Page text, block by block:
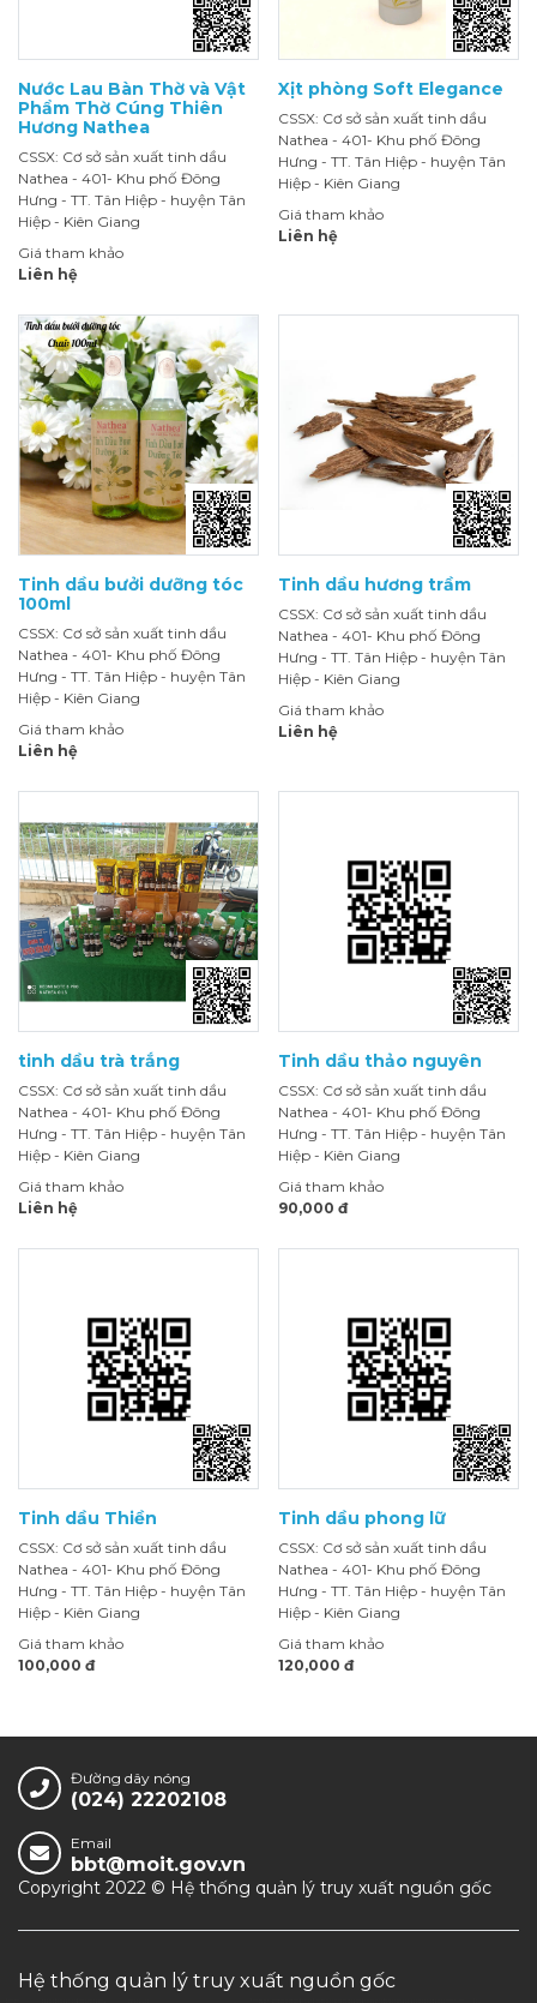
Nước Lau Bàn Thờ và Vật
Phẩm Thờ Cúng Thiên
Hương Nathea
CSSX: Cơ sở sản xuất tinh dầu
Nathea - 401- Khu phố Đông
Hưng - TT. Tân Hiệp - huyện Tân
Hiệp - Kiên Giang
Giá tham khảo
Liên hệ
Xịt phòng Soft Elegance
CSSX: Cơ sở sản xuất tinh dầu
Nathea - 401- Khu phố Đông
Hưng - TT. Tân Hiệp - huyện Tân
Hiệp - Kiên Giang
Giá tham khảo
Liên hệ
Tinh dầu bưởi dưỡng tóc
100ml
CSSX: Cơ sở sản xuất tinh dầu
Nathea - 401- Khu phố Đông
Hưng - TT. Tân Hiệp - huyện Tân
Hiệp - Kiên Giang
Giá tham khảo
Liên hệ
Tinh dầu hương trầm
CSSX: Cơ sở sản xuất tinh dầu
Nathea - 401- Khu phố Đông
Hưng - TT. Tân Hiệp - huyện Tân
Hiệp - Kiên Giang
Giá tham khảo
Liên hệ
tinh dầu trà trắng
CSSX: Cơ sở sản xuất tinh dầu
Nathea - 401- Khu phố Đông
Hưng - TT. Tân Hiệp - huyện Tân
Hiệp - Kiên Giang
Giá tham khảo
Liên hệ
Tinh dầu thảo nguyên
CSSX: Cơ sở sản xuất tinh dầu
Nathea - 401- Khu phố Đông
Hưng - TT. Tân Hiệp - huyện Tân
Hiệp - Kiên Giang
Giá tham khảo
90,000 đ
Tinh dầu Thiền
CSSX: Cơ sở sản xuất tinh dầu
Nathea - 401- Khu phố Đông
Hưng - TT. Tân Hiệp - huyện Tân
Hiệp - Kiên Giang
Giá tham khảo
100,000 đ
Tinh dầu phong lữ
CSSX: Cơ sở sản xuất tinh dầu
Nathea - 401- Khu phố Đông
Hưng - TT. Tân Hiệp - huyện Tân
Hiệp - Kiên Giang
Giá tham khảo
120,000 đ
Đường dây nóng
(024) 22202108
Email
bbt@moit.gov.vn
Copyright 2022 © Hệ thống quản lý truy xuất nguồn gốc
Hệ thống quản lý truy xuất nguồn gốc